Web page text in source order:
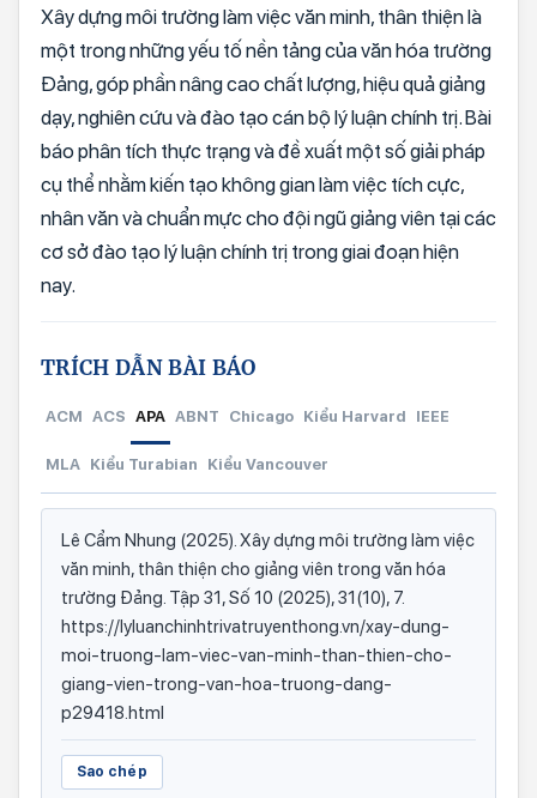
Xây dựng môi trường làm việc văn minh, thân thiện là
một trong những yếu tố nền tảng của văn hóa trường
Đảng, góp phần nâng cao chất lượng, hiệu quả giảng
dạy, nghiên cứu và đào tạo cán bộ lý luận chính trị. Bài
báo phân tích thực trạng và đề xuất một số giải pháp
cụ thể nhằm kiến tạo không gian làm việc tích cực,
nhân văn và chuẩn mực cho đội ngũ giảng viên tại các
cơ sở đào tạo lý luận chính trị trong giai đoạn hiện
nay.
TRÍCH DẪN BÀI BÁO
ACM ACS APA ABNT Chicago Kiểu Harvard IEEE
MLA Kiểu Turabian Kiểu Vancouver
Lê Cẩm Nhung (2025). Xây dựng môi trường làm việc
văn minh, thân thiện cho giảng viên trong văn hóa
trường Đảng. Tập 31, Số 10 (2025), 31(10), 7.
https://lyluanchinhtrivatruyenthong.vn/xay-dung-
moi-truong-lam-viec-van-minh-than-thien-cho-
giang-vien-trong-van-hoa-truong-dang-
p29418.html
Sao chép